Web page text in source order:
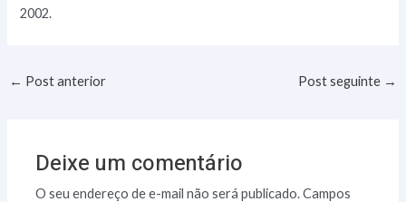
2002.
Post
← Post anterior Post seguinte →
Deixe um comentário
O seu endereço de e-mail não será publicado.Campos